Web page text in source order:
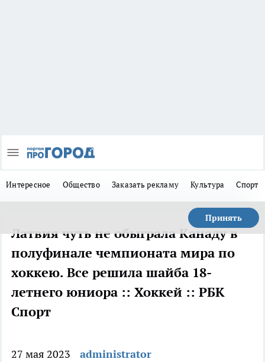
Интересное Общество Заказать рекламу Культура Спорт
Принять
Латвия чуть не обыграла Канаду в
полуфинале чемпионата мира по
хоккею. Все решила шайба 18-
летнего юниора :: Хоккей :: РБК
Спорт
27 мая 2023
administrator